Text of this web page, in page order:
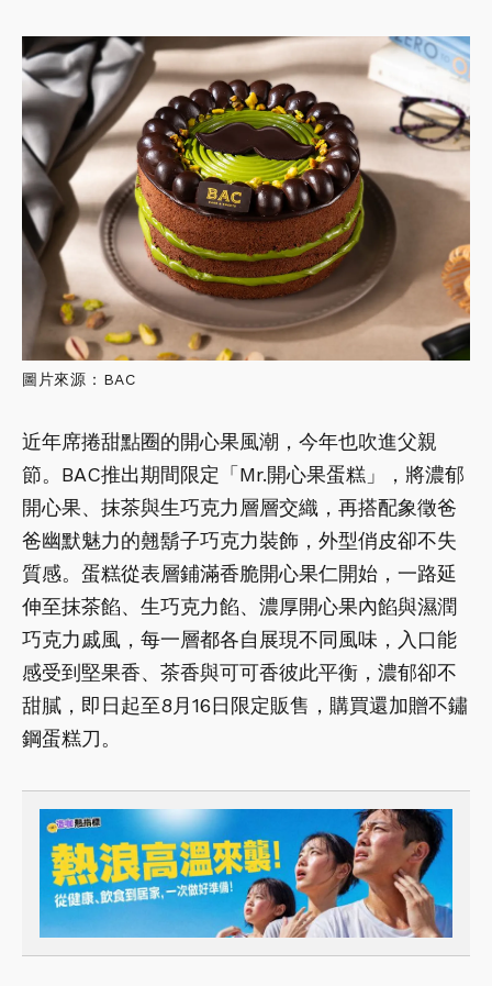
圖片來源：BAC
近年席捲甜點圈的開心果風潮，今年也吹進父親
節。BAC推出期間限定「Mr.開心果蛋糕」，將濃郁
開心果、抹茶與生巧克力層層交織，再搭配象徵爸
爸幽默魅力的翹鬍子巧克力裝飾，外型俏皮卻不失
質感。蛋糕從表層鋪滿香脆開心果仁開始，一路延
伸至抹茶餡、生巧克力餡、濃厚開心果內餡與濕潤
巧克力戚風，每一層都各自展現不同風味，入口能
感受到堅果香、茶香與可可香彼此平衡，濃郁卻不
甜膩，即日起至8月16日限定販售，購買還加贈不鏽
鋼蛋糕刀。